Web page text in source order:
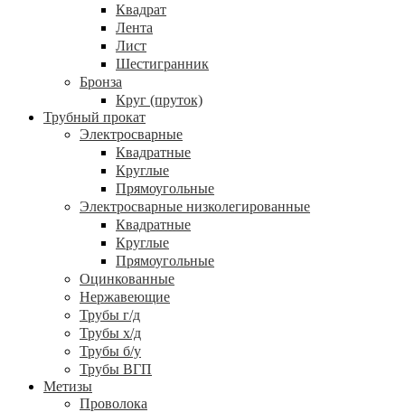
Квадрат
Лента
Лист
Шестигранник
Бронза
Круг (пруток)
Трубный прокат
Электросварные
Квадратные
Круглые
Прямоугольные
Электросварные низколегированные
Квадратные
Круглые
Прямоугольные
Оцинкованные
Нержавеющие
Трубы г/д
Трубы х/д
Трубы б/у
Трубы ВГП
Метизы
Проволока